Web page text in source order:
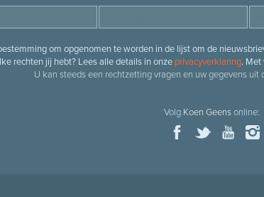
om opgenomen te worden in de lijst om de
rechten jij hebt? Lees alle details in onze privacyverklaring. Met
U kan steeds een rechtzetting vragen en uw gegevens uit
Volg Koen Geensonline: